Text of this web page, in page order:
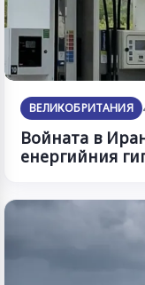
ВЕЛИКОБРИТАНИЯ
Войната в
енергийния